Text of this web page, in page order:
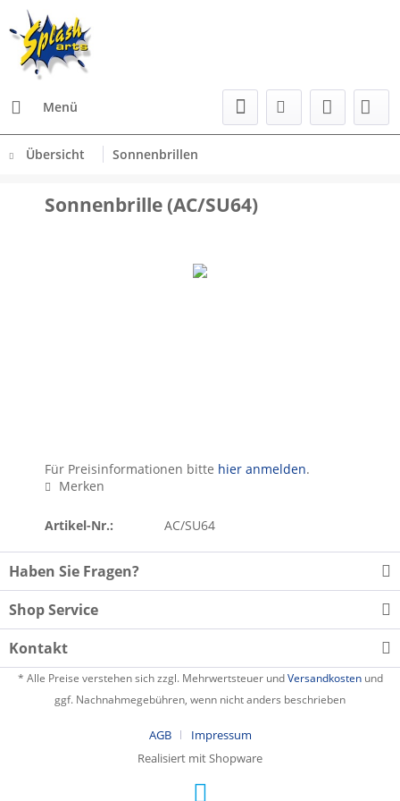
Menü
Übersicht Sonnenbrillen
Sonnenbrille (AC/SU64)
Für Preisinformationen bitte hier anmelden.
Merken
Artikel-Nr.: AC/SU64
Haben Sie Fragen?
Shop Service
Kontakt
* Alle Preise verstehen sich zzgl. Mehrwertsteuer undVersandkostenund
ggf. Nachnahmegebühren, wenn nicht anders beschrieben
AGB
Impressum
Realisiert mit Shopware